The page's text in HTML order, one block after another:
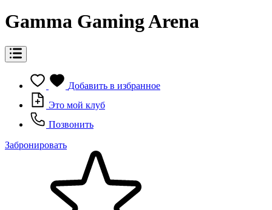
Gamma Gaming Arena
Добавить в избранное
Это мой клуб
Позвонить
Забронировать